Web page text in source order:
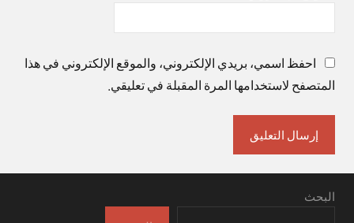
احفظ اسمي، بريدي الإلكتروني، والموقع الإلكتروني في هذا
المتصفح لاستخدامها المرة المقبلة في تعليقي.
البحث